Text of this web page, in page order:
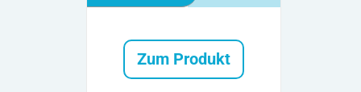
Zum Produkt